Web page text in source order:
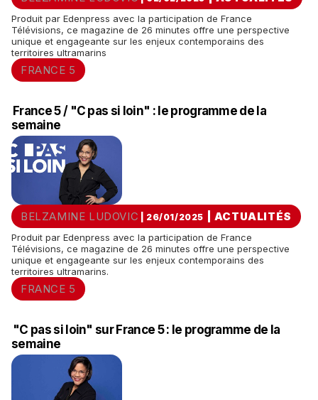
Produit par Edenpress avec la participation de France
Télévisions, ce magazine de 26 minutes offre une perspective
unique et engageante sur les enjeux contemporains des
territoires ultramarins
FRANCE 5
France 5 / "C pas si loin" : le programme de la
semaine
BELZAMINE LUDOVIC | 26/01/2025 ACTUALITÉS
Produit par Edenpress avec la participation de France
Télévisions, ce magazine de 26 minutes offre une perspective
unique et engageante sur les enjeux contemporains des
territoires ultramarins.
FRANCE 5
"C pas si loin" sur France 5 : le programme de la
semaine